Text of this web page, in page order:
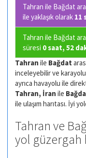
Tahran ile Bağdat
ile yaklaşık olarak 11
Tahran ile Bağdat
süresi 0 saat, 52
Tahran ile Bağdat
inceleyebilir ve
ayrıca havayolu ile
Tahran, İran ile
ile ulaşım harıtası. İyi
Tahran ve
yol güzergah